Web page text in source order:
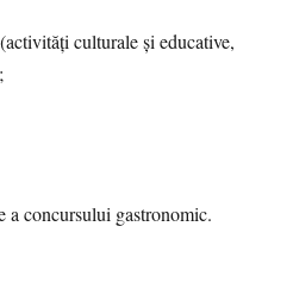
culturale și educative,
a concursului gastronomic.